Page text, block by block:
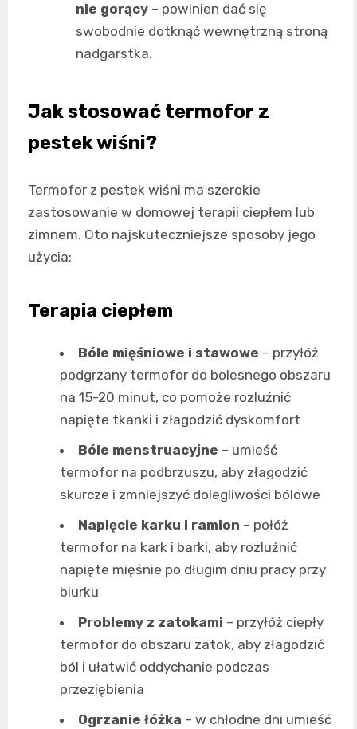
nie gorący – powinien dać się
swobodnie dotknąć wewnętrzną stroną
nadgarstka.
Jak stosować termofor z
pestek wiśni?
Termofor z pestek wiśni ma szerokie
zastosowanie w domowej terapii ciepłem lub
zimnem. Oto najskuteczniejsze sposoby jego
użycia:
Terapia ciepłem
Bóle mięśniowe i stawowe – przyłóż
podgrzany termofor do bolesnego obszaru
na 15-20 minut, co pomoże rozluźnić
napięte tkanki i złagodzić dyskomfort
Bóle menstruacyjne – umieść
termofor na podbrzuszu, aby złagodzić
skurcze i zmniejszyć dolegliwości bólowe
Napięcie karku i ramion – połóż
termofor na kark i barki, aby rozluźnić
napięte mięśnie po długim dniu pracy przy
biurku
Problemy z zatokami – przyłóż ciepły
termofor do obszaru zatok, aby złagodzić
ból i ułatwić oddychanie podczas
przeziębienia
Ogrzanie łóżka – w chłodne dni umieść